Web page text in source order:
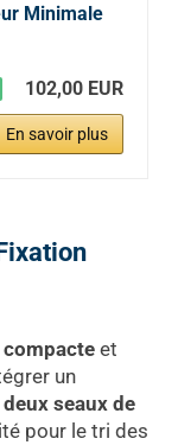
Minimale
102,00 EUR
En savoir plus
et
un
deux seaux de
pour le tri des